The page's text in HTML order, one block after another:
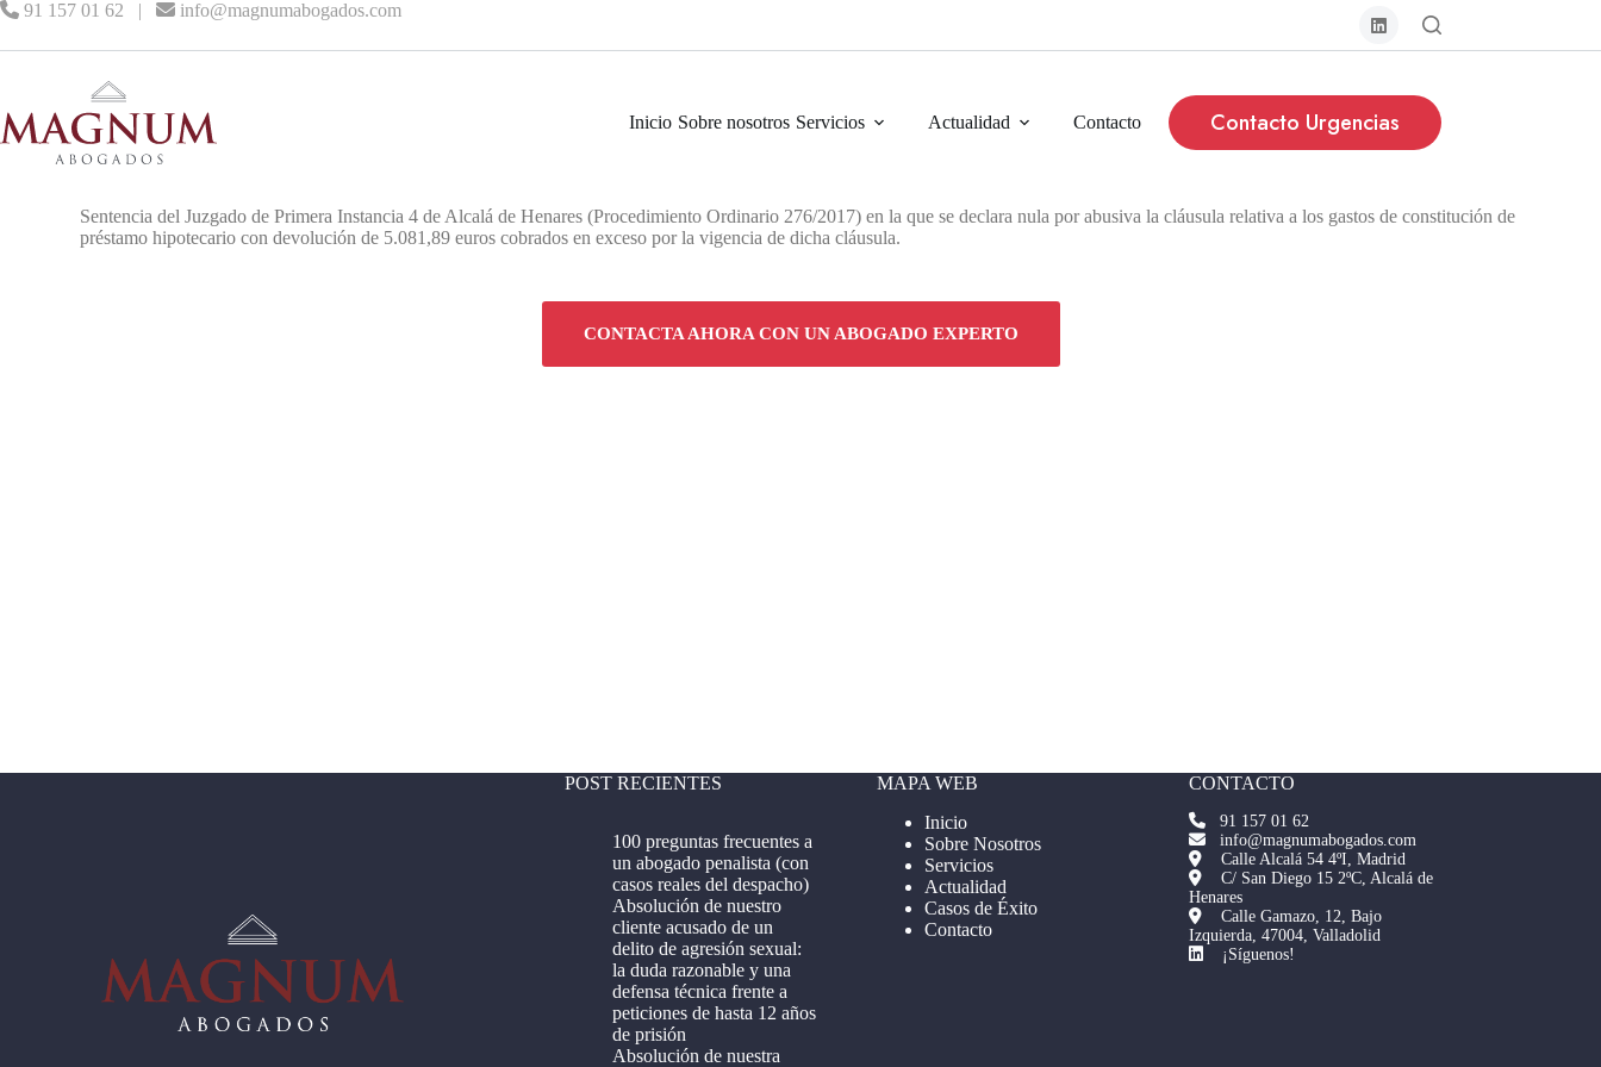
91 157 01 62 | info@magnumabogados.com
Inicio Sobre nosotros Servicios Actualidad Contacto Contacto Urgencias
Sentencia del Juzgado de Primera Instancia 4 de Alcalá de Henares (Procedimiento Ordinario 276/2017) en la que se declara nula por abusiva la cláusula relativa a los gastos de constitución de
préstamo hipotecario con devolución de 5.081,89 euros cobrados en exceso por la vigencia de dicha cláusula.
CONTACTA AHORA CON UN ABOGADO EXPERTO
POST RECIENTES
100 preguntas frecuentes a
un abogado penalista (con
casos reales del despacho)
Absolución de nuestro
cliente acusado de un
delito de agresión sexual:
la duda razonable y una
defensa técnica frente a
peticiones de hasta 12 años
de prisión
Absolución de nuestra
MAPA WEB
Inicio
Sobre Nosotros
Servicios
Actualidad
Casos de Éxito
Contacto
CONTACTO
91 157 01 62
info@magnumabogados.com
Calle Alcalá 54 4ºI, Madrid
C/ San Diego 15 2ºC, Alcalá de
Henares
Calle Gamazo, 12, Bajo
Izquierda, 47004, Valladolid
¡Síguenos!